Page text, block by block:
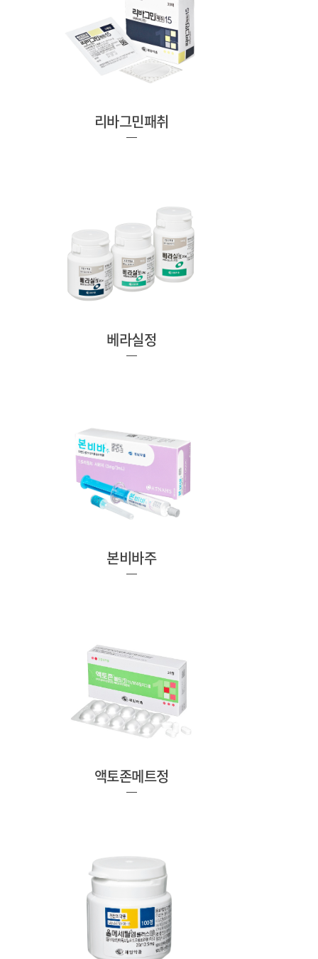
리바그민패취
베라실정
본비바주
액토존메트정